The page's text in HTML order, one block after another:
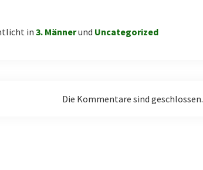
in 3. Männerund Uncategorized
Die Kommentare sind geschlossen.